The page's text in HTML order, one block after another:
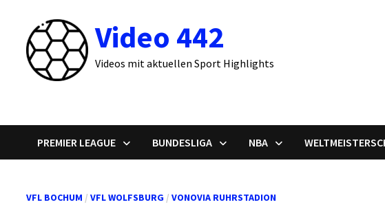
springen
Video 442
Videos mit aktuellen Sport Highlights
PREMIER LEAGUE BUNDESLIGA NBA
VFL BOCHUM /VFL WOLFSBURG /VONOVIA RUHRSTADION